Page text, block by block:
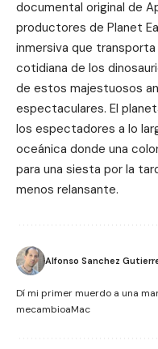
documental original de
productores de Planet
inmersiva que
cotidiana de los
de estos majestuosos
espectaculares. El
los espectadores a lo
oceánica donde una
para una siesta por la
menos relansante.
Alfonso Sanchez
Dí mi primer muerdo a una
mecambioaMac